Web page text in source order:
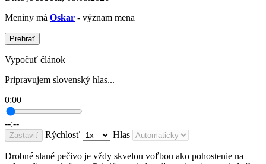
Meniny má Oskar - význam mena
Prehrať
Vypočuť článok
Pripravujem slovenský hlas...
0:00
--:--
Zastaviť Rýchlosť Hlas
Drobné slané pečivo je vždy skvelou voľbou ako pohostenie na